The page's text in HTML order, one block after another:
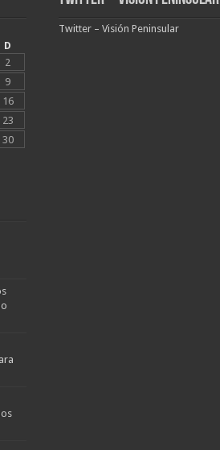
D
2
9
16
23
30
Twitter – Visión Peninsular